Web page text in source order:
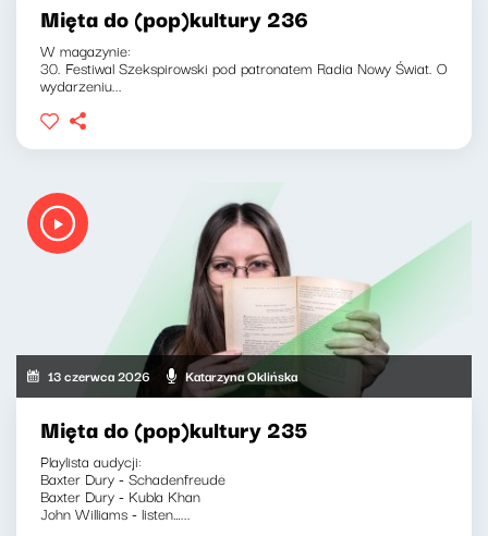
Mięta do (pop)kultury 236
W magazynie:
30. Festiwal Szekspirowski pod patronatem Radia Nowy Świat. O
wydarzeniu...
13 czerwca 2026 Katarzyna Oklińska
Mięta do (pop)kultury 235
Playlista audycji:
Baxter Dury - Schadenfreude
Baxter Dury - Kubla Khan
John Williams - listen…...